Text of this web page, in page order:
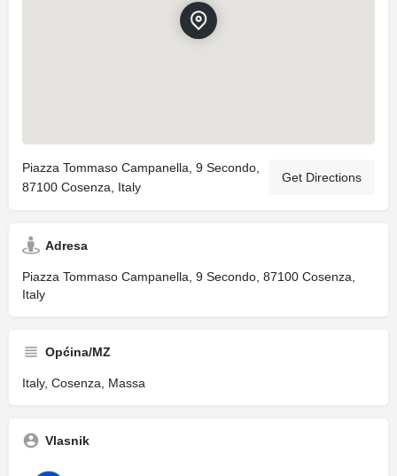
Piazza Tommaso Campanella, 9 Secondo,
87100 Cosenza, Italy
Get Directions
Adresa
Piazza Tommaso Campanella, 9 Secondo, 87100 Cosenza,
Italy
Općina/MZ
Italy, Cosenza, Massa
Vlasnik